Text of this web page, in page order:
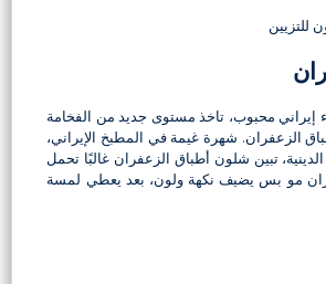
للتزيين
محبوب، تاخذ مستوى جديد من الفخامة
الزعفران. شهرة غيمة في المطبخ الإيراني،
تبين شلون أطباق الزعفران غالبًا تحمل
مو بس يضيف نكهة ولون، بعد يعطي لمسة